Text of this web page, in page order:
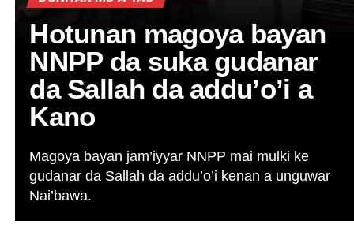
Hotunan magoya bayan
NNPP da suka gudanar
da Sallah da addu’o’i a
Kano
Magoya bayan jam’iyyar NNPP mai mulki ke
gudanar da Sallah da addu’o’i kenan a unguwar
Nai’bawa.